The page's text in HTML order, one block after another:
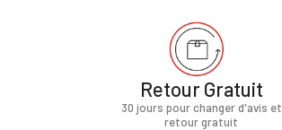
Retour Gratuit
30 jours pour changer d'avis et
retour gratuit